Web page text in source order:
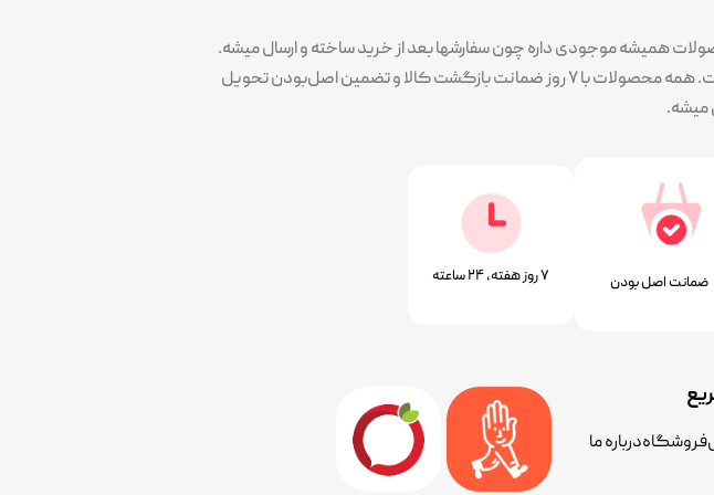
همیشه موجودی داره چون سفارشها بعد از خرید ساخته و ارسال میشه.
پایبندی ما به تنوع بالا طرح و پوشش سلیقه همه در کنار کیفیت و تضمین خرید هست. همه محصولات با ۷ روز ضمانت بازگشت کالا و تضمین اصل‌بودن تحویل
میشه.
ﺿﻤﺎﻧﺖ اﺻﻞ ﺑﻮدن ۷ روز ﻫﻔﺘﻪ، ۲۴ ﺳﺎﻋﺘﻪ
فروشگاهدرباره ما